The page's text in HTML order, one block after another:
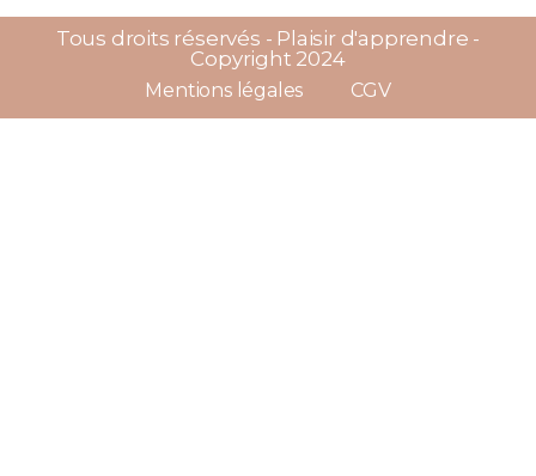
Tous droits réservés - Plaisir d'apprendre -
Copyright 2024
Mentions légales CGV